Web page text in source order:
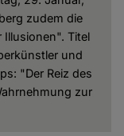
zudem die
Illusionen". Titel
und
"Der Reiz des
zur